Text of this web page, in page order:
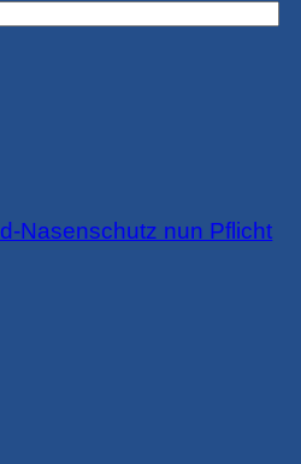
Nasenschutz nun Pflicht